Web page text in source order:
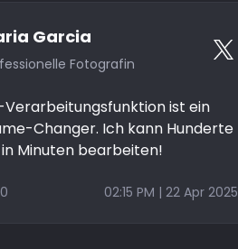
Garcia
Fotografin
Verarbeitungsfunktion ist ein
Changer. Ich kann Hunderte
Minuten bearbeiten!
02:15 PM | 22 Apr 2025